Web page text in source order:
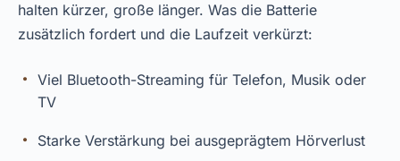
halten kürzer, große länger. Was die Batterie
zusätzlich fordert und die Laufzeit verkürzt:
Viel Bluetooth-Streaming für Telefon, Musik oder
TV
Starke Verstärkung bei ausgeprägtem Hörverlust